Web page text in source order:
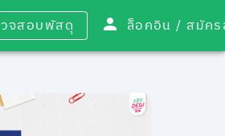
จสอบพัสดุ ล็อคอิน /